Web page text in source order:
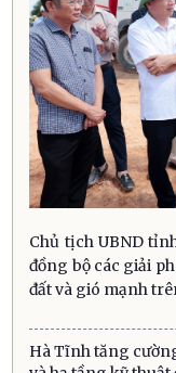
Chủ tịch UBND
đồng bộ các giải
đất và gió mạnh
Hà Tĩnh tăng